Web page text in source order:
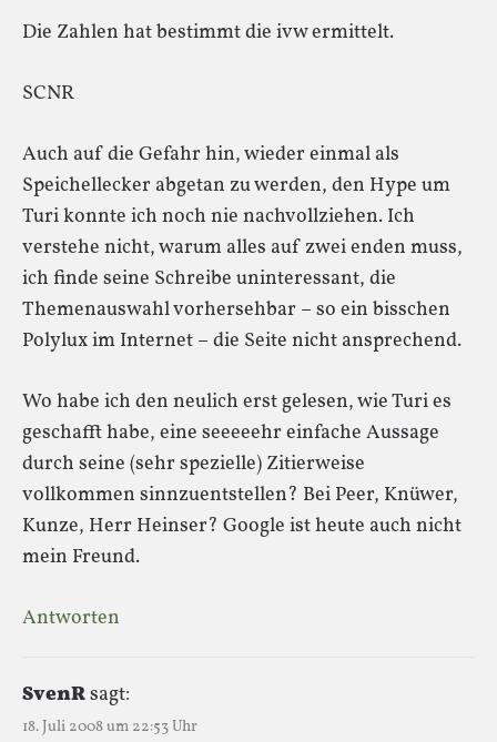
Die Zahlen hat bestimmt die ivw ermittelt.
SCNR
Auch auf die Gefahr hin, wieder einmal als
Speichellecker abgetan zu werden, den Hype um
Turi konnte ich noch nie nachvollziehen. Ich
verstehe nicht, warum alles auf zwei enden muss,
ich finde seine Schreibe uninteressant, die
Themenauswahl vorhersehbar – so ein bisschen
Polylux im Internet – die Seite nicht ansprechend.
Wo habe ich den neulich erst gelesen, wie Turi es
geschafft habe, eine seeeeehr einfache Aussage
durch seine (sehr spezielle) Zitierweise
vollkommen sinnzuentstellen? Bei Peer, Knüwer,
Kunze, Herr Heinser? Google ist heute auch nicht
mein Freund.
Antworten
SvenRsagt:
18. Juli 2008 um 22:53 Uhr